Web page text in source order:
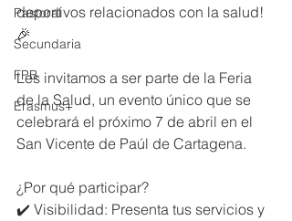
Pastoral
Secundaria
FPB
Erasmus+
deportivos relacionados con la salud!
🎉
Les invitamos a ser parte de la Feria
de la Salud, un evento único que se
celebrará el próximo 7 de abril en el
San Vicente de Paúl de Cartagena.
¿Por qué participar?
✔️ Visibilidad: Presenta tus servicios y